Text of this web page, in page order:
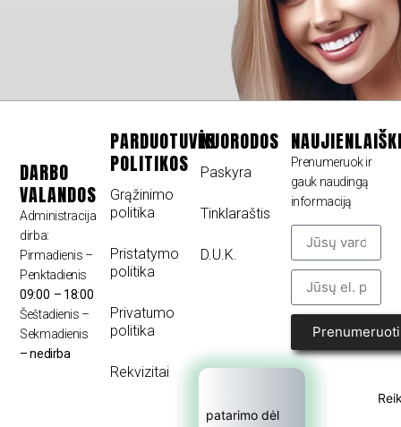
DARBO
VALANDOS
Administracija
dirba:
Pirmadienis –
Penktadienis
09:00 – 18:00
Šeštadienis –
Sekmadienis
– nedirba
PARDUOTUVĖS
POLITIKOS
Grąžinimo
politika
Pristatymo
politika
Privatumo
politika
Rekvizitai
NUORODOS
Paskyra
Tinklaraštis
D.U.K.
Prenumeruok ir
gauk naudingą
informaciją
Prenumeruoti
patarimo dėl